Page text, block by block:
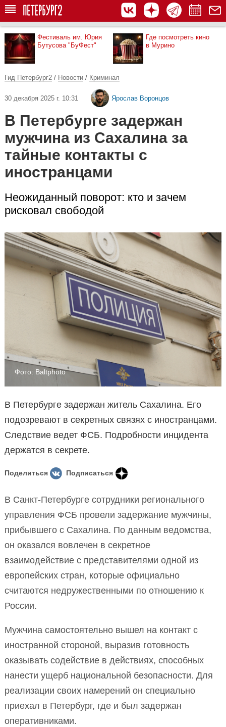
Фестиваль им. Юрия
Бутусова "БуФест"
Где посмотреть кино
в Мурино
Гид Петербург2 / Новости / Криминал
30 декабря 2025 г. 10:31 Ярослав Воронцов
В Петербурге задержан
мужчина из Сахалина за
тайные контакты с
иностранцами
Неожиданный поворот: кто и зачем
рисковал свободой
Фото: Baltphoto
В Петербурге задержан житель Сахалина. Его
подозревают в секретных связях с иностранцами.
Следствие ведет ФСБ. Подробности инцидента
держатся в секрете.
Поделиться Подписаться
В Санкт-Петербурге сотрудники регионального
управления ФСБ провели задержание мужчины,
прибывшего с Сахалина. По данным ведомства,
он оказался вовлечен в секретное
взаимодействие с представителями одной из
европейских стран, которые официально
считаются недружественными по отношению к
России.
Мужчина самостоятельно вышел на контакт с
иностранной стороной, выразив готовность
оказывать содействие в действиях, способных
нанести ущерб национальной безопасности. Для
реализации своих намерений он специально
приехал в Петербург, где и был задержан
оперативниками.